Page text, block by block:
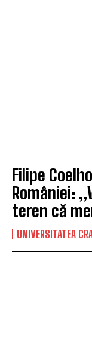
Filipe
României:
teren că
UNIVERSITATEA